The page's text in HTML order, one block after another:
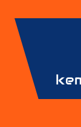
content